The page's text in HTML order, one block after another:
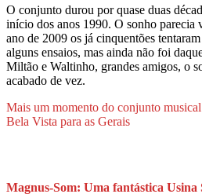
O conjunto durou por quase duas
início dos anos 1990. O sonho parecia
ano de 2009 os já cinquentões
alguns ensaios, mas ainda não foi
Miltão e Waltinho, grandes amigos, o
acabado de vez.
Mais um momento do conjunto
Bela Vista para as Gerais
Magnus-Som: Uma fantástica Usina